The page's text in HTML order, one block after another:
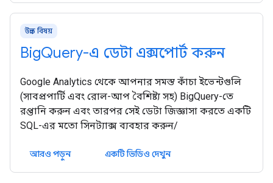
উন্নত বিষয়
BigQuery-এ ডেটা এক্সপোর্ট করুন
Google Analytics থেকে আপনার সমস্ত কাঁচা ইভেন্টগুলি
(সাবপ্রপার্টি এবং রোল-আপ বৈশিষ্ট্য সহ) BigQuery-তে
রপ্তানি করুন এবং তারপর সেই ডেটা জিজ্ঞাসা করতে একটি
SQL-এর মতো সিনট্যাক্স ব্যবহার করুন/
আরও পড়ুন একটি ভিডিও দেখুন